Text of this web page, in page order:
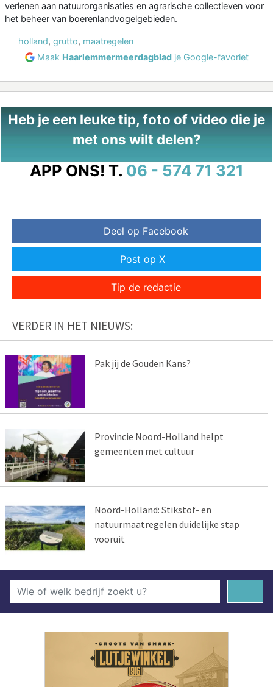
verlenen aan natuurorganisaties en agrarische collectieven voor
het beheer van boerenlandvogelgebieden.
holland, grutto, maatregelen
Maak Haarlemmermeerdagbladje Google-favoriet
Heb je een leuke tip, foto of video die je
met ons wilt delen?
APP ONS! T. 06 - 574 71 321
Deel op Facebook
Post op X
Tip de redactie
VERDER IN HET NIEUWS:
Pak jij de Gouden Kans?
Provincie Noord-Holland helpt
gemeenten met cultuur
Noord-Holland: Stikstof- en
natuurmaatregelen duidelijke stap
vooruit